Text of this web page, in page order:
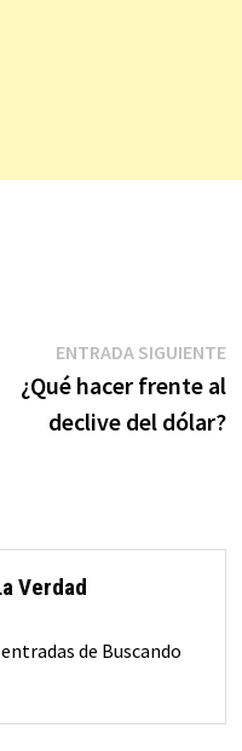
ENTRADA SIGUIENTE
¿Qué hacer frente al
declive del dólar?
Verdad
de Buscando